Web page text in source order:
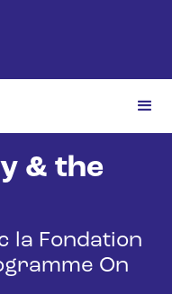
& the
la Fondation
On